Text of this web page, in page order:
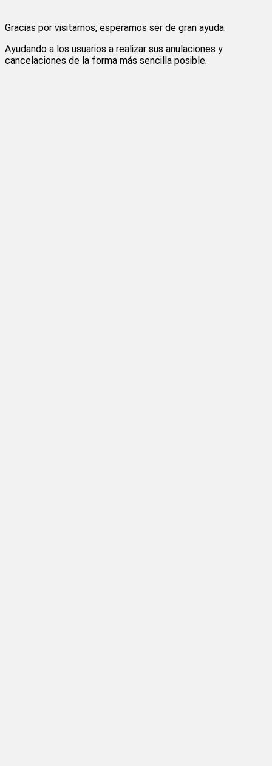
Gracias por visitarnos, esperamos ser de gran ayuda.
Ayudando a los usuarios a realizar sus anulaciones y
cancelaciones de la forma más sencilla posible.